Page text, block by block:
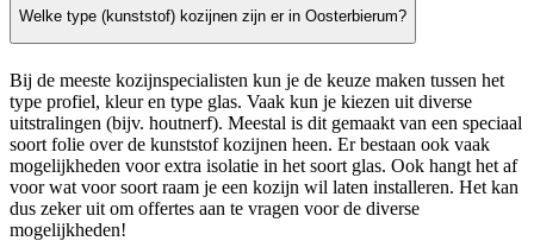
Welke type (kunststof) kozijnen zijn er in Oosterbierum?
Bij de meeste kozijnspecialisten kun je de keuze maken tussen het
type profiel, kleur en type glas. Vaak kun je kiezen uit diverse
uitstralingen (bijv. houtnerf). Meestal is dit gemaakt van een speciaal
soort folie over de kunststof kozijnen heen. Er bestaan ook vaak
mogelijkheden voor extra isolatie in het soort glas. Ook hangt het af
voor wat voor soort raam je een kozijn wil laten installeren. Het kan
dus zeker uit om offertes aan te vragen voor de diverse
mogelijkheden!